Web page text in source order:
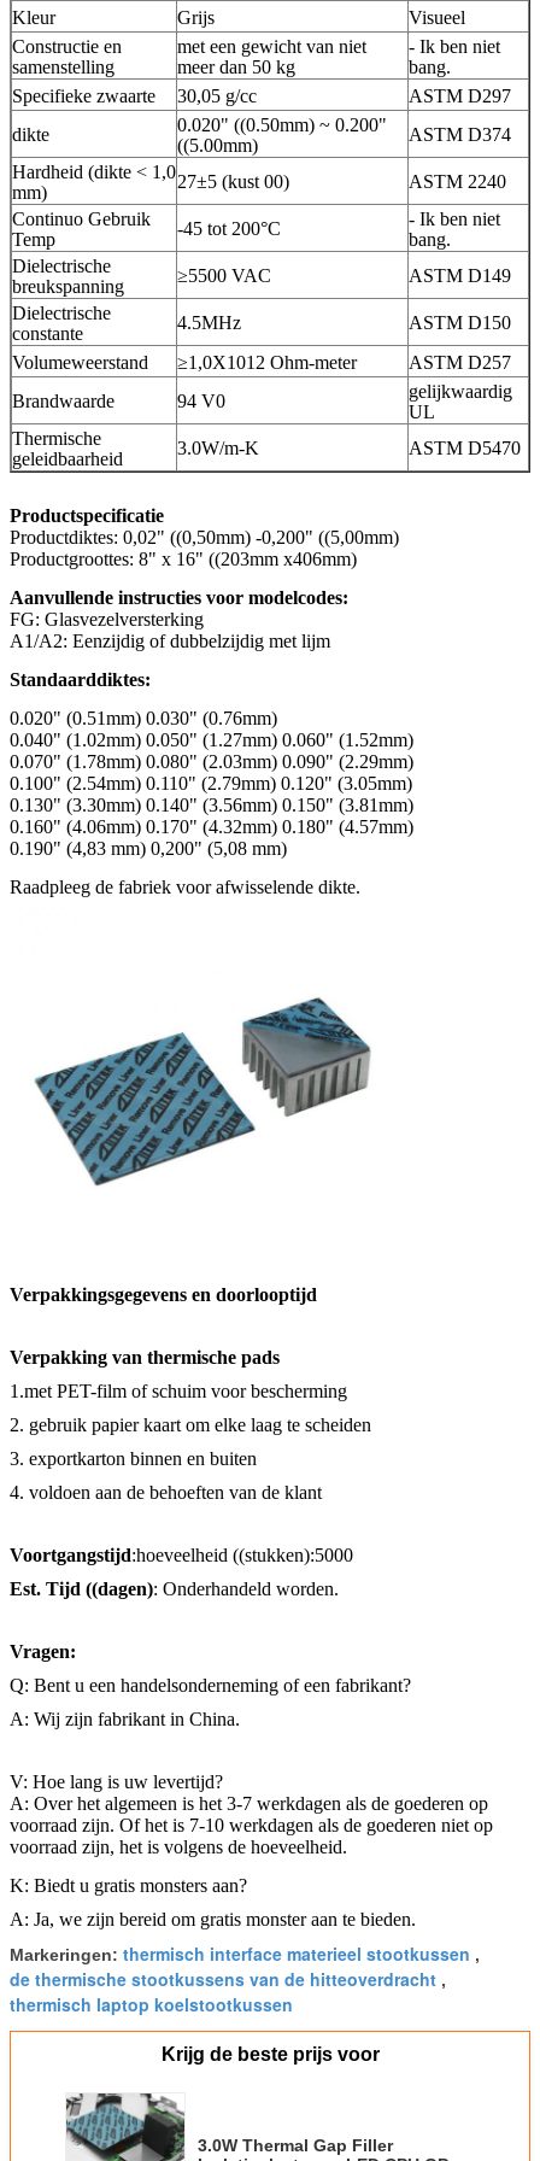
Kleur Grijs
Visueel
Constructie en
samenstelling
met een gewicht van niet
meer dan 50 kg
- Ik ben niet
bang.
Specifieke zwaarte
30,05 g/cc
ASTM D297
dikte
0.020" ((0.50mm) ~ 0.200"
((5.00mm)
ASTM D374
Hardheid (dikte < 1,0
mm)
27±5 (kust 00)
ASTM 2240
Continuo Gebruik
Temp
-45 tot 200°C
- Ik ben niet
bang.
Dielectrische
breukspanning
≥5500 VAC
ASTM D149
Dielectrische
constante
4.5MHz
ASTM D150
Volumeweerstand
≥1,0X1012 Ohm-meter
ASTM D257
Brandwaarde
94 V0
gelijkwaardig
UL
Thermische
geleidbaarheid
3.0W/m-K ASTM D5470
Productspecificatie
Productdiktes: 0,02" ((0,50mm) -0,200" ((5,00mm)
Productgroottes: 8" x 16" ((203mm x406mm)
Aanvullende instructies voor modelcodes:
FG: Glasvezelversterking
A1/A2: Eenzijdig of dubbelzijdig met lijm
Standaarddiktes:
0.020" (0.51mm) 0.030" (0.76mm)
0.040" (1.02mm) 0.050" (1.27mm) 0.060" (1.52mm)
0.070" (1.78mm) 0.080" (2.03mm) 0.090" (2.29mm)
0.100" (2.54mm) 0.110" (2.79mm) 0.120" (3.05mm)
0.130" (3.30mm) 0.140" (3.56mm) 0.150" (3.81mm)
0.160" (4.06mm) 0.170" (4.32mm) 0.180" (4.57mm)
0.190" (4,83 mm) 0,200" (5,08 mm)
Raadpleeg de fabriek voor afwisselende dikte.
Verpakkingsgegevens en doorlooptijd
Verpakking van thermische pads
1.met PET-film of schuim voor bescherming
2. gebruik papier kaart om elke laag te scheiden
3. exportkarton binnen en buiten
4. voldoen aan de behoeften van de klant
Voortgangstijd:hoeveelheid ((stukken):5000
Est. Tijd ((dagen): Onderhandeld worden.
Vragen:
Q: Bent u een handelsonderneming of een fabrikant?
A: Wij zijn fabrikant in China.
V: Hoe lang is uw levertijd?
A: Over het algemeen is het 3-7 werkdagen als de goederen op
voorraad zijn. Of het is 7-10 werkdagen als de goederen niet op
voorraad zijn, het is volgens de hoeveelheid.
K: Biedt u gratis monsters aan?
A: Ja, we zijn bereid om gratis monster aan te bieden.
Markeringen: thermisch interface materieel stootkussen ,
de thermische stootkussens van de hitteoverdracht ,
thermisch laptop koelstootkussen
Krijg de beste prijs voor
3.0W Thermal Gap Filler